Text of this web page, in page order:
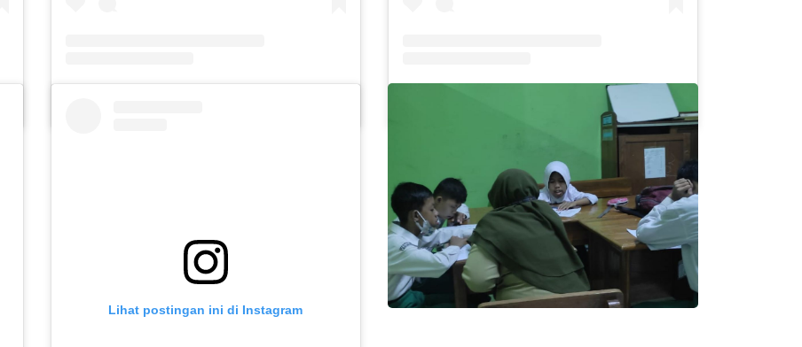
Sebuah kiriman dibagikan oleh SLB Al-Azhar Waru (@slbalazharwaru)
Lihat postingan ini di Instagram